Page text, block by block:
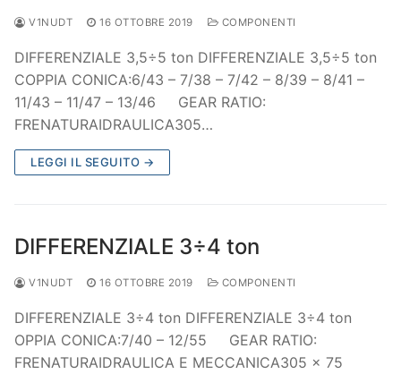
V1NUDT 16 OTTOBRE 2019 COMPONENTI
DIFFERENZIALE 3,5÷5 ton DIFFERENZIALE 3,5÷5 ton
COPPIA CONICA:6/43 – 7/38 – 7/42 – 8/39 – 8/41 –
11/43 – 11/47 – 13/46 GEAR RATIO:
FRENATURAIDRAULICA305…
LEGGI IL SEGUITO →
DIFFERENZIALE 3÷4 ton
V1NUDT 16 OTTOBRE 2019 COMPONENTI
DIFFERENZIALE 3÷4 ton DIFFERENZIALE 3÷4 ton
OPPIA CONICA:7/40 – 12/55 GEAR RATIO:
FRENATURAIDRAULICA E MECCANICA305 x 75